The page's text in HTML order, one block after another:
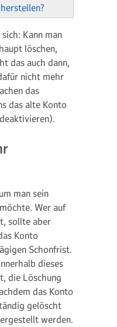
Kann man
löschen,
das auch dann,
nicht mehr
das
das alte Konto
man sein
Wer auf
sollte aber
Konto
Schonfrist.
dieses
die Löschung
das Konto
gelöscht
werden.